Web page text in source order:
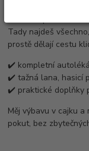
drobnosti, které
Tady najdeš
prostě dělají cestu
✔️ kompletní
✔️ tažná lana, hasicí
✔️ praktické doplňky
Měj výbavu v cajku
pokut, bez